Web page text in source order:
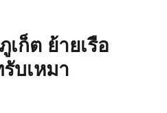
ก็ต ย้ายเรือ
บเหมา